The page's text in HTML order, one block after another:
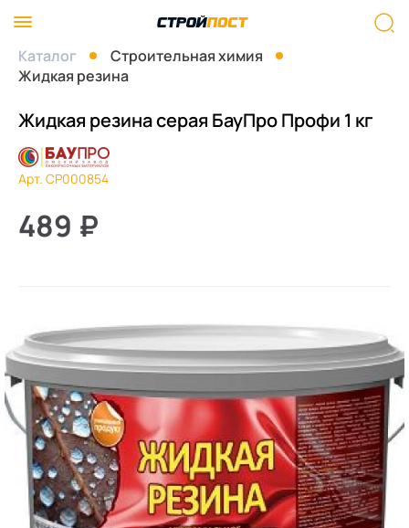
Каталог
Строительная химия
Жидкая резина
Жидкая резина серая БауПро Профи 1 кг
Арт. СР000854
489 ₽